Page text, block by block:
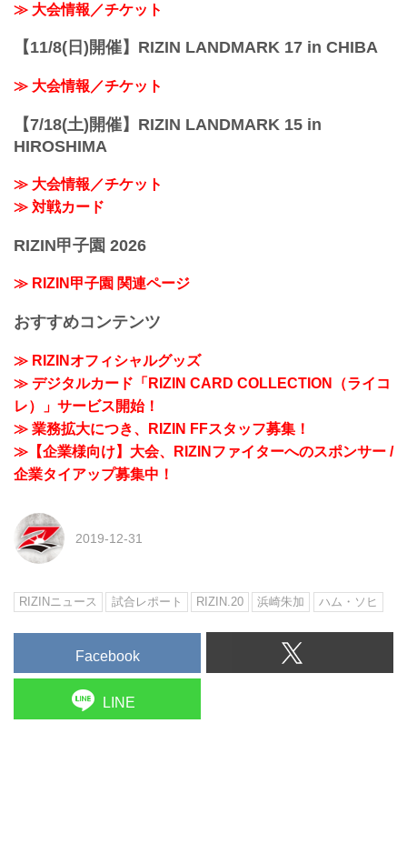
≫ 大会情報／チケット
【11/8(日)開催】RIZIN LANDMARK 17 in CHIBA
≫ 大会情報／チケット
【7/18(土)開催】RIZIN LANDMARK 15 in
HIROSHIMA
≫ 大会情報／チケット
≫ 対戦カード
RIZIN甲子園 2026
≫ RIZIN甲子園 関連ページ
おすすめコンテンツ
≫ RIZINオフィシャルグッズ
≫ デジタルカード「RIZIN CARD COLLECTION（ライコ
レ）」サービス開始！
≫ 業務拡大につき、RIZIN FFスタッフ募集！
≫【企業様向け】大会、RIZINファイターへのスポンサー /
企業タイアップ募集中！
2019-12-31
RIZINニュース 試合レポート RIZIN.20 浜崎朱加 ハム・ソヒ
Facebook
LINE